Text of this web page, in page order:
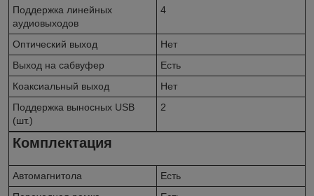
Поддержка линейных
аудиовыходов
4
Оптический выход
Нет
Выход на сабвуфер
Есть
Коаксиальный выход
Нет
Поддержка выносных USB
(шт.)
2
Комплектация
Автомагнитола
Есть